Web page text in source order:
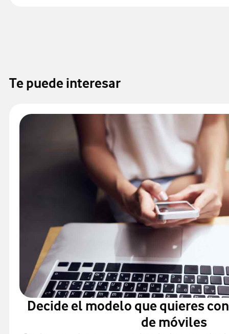
Te puede interesar
Decide el modelo que quieres
de móviles